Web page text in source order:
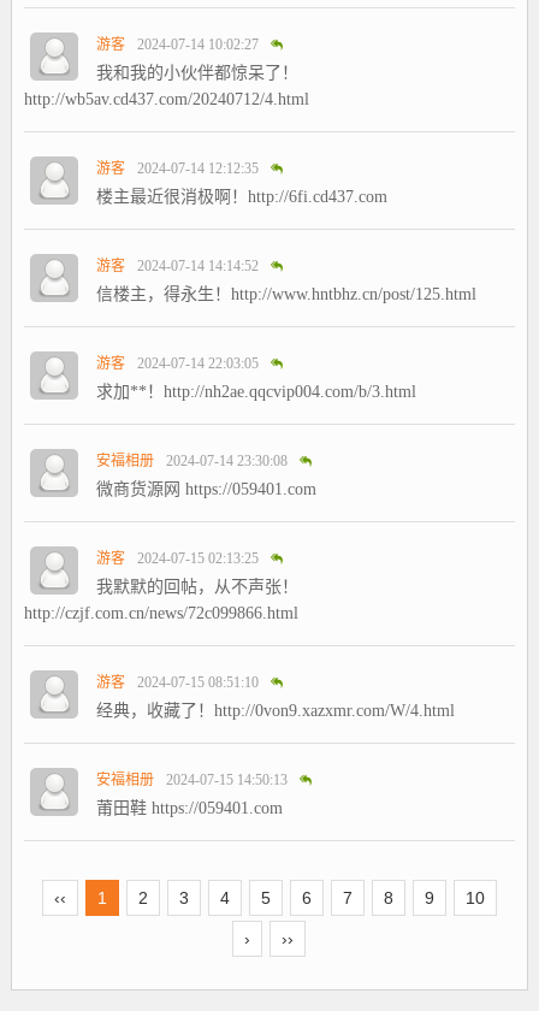
游客 2024-07-14 10:02:27
我和我的小伙伴都惊呆了！
http://wb5av.cd437.com/20240712/4.html
游客 2024-07-14 12:12:35
楼主最近很消极啊！http://6fi.cd437.com
游客 2024-07-14 14:14:52
信楼主，得永生！http://www.hntbhz.cn/post/125.html
游客 2024-07-14 22:03:05
求加**！http://nh2ae.qqcvip004.com/b/3.html
安福相册 2024-07-14 23:30:08
微商货源网 https://059401.com
游客 2024-07-15 02:13:25
我默默的回帖，从不声张！
http://czjf.com.cn/news/72c099866.html
游客 2024-07-15 08:51:10
经典，收藏了！http://0von9.xazxmr.com/W/4.html
安福相册 2024-07-15 14:50:13
莆田鞋 https://059401.com
‹‹ 1 2 3 4 5 6 7 8 9 10
› ››